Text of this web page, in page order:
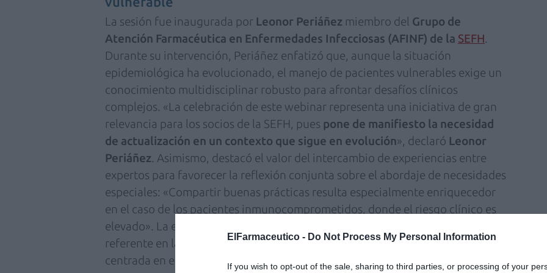
ElFarmaceutico - Do Not Process My Personal Information
If you wish to opt-out of the sale, sharing to third parties, or processing of your
La sesión fue inaugurada por Leonor Periáñez miembro del Grupo de
Atención Farmacéutica en Enfermedades Infecciosas (AFINF) de la SEFH.
Durante su intervención, Periáñez enfatizó que, aunque la situación
epidemiológica ha evolucionado, el manejo de pacientes vulnerables exige un
conocimiento multidisciplinar robusto para afrontar desafíos clínicos
complejos. «La celebración de este webinar representa una iniciativa de gran
relevancia para los socios de la SEFH, pues pone de manifiesto la necesidad
de actualización en un contexto que sigue en evolución», declaró Leonor
Periáñez. Asimismo, destacó el valor del intercambio de experiencias entre
expertos para favorecer la reflexión conjunta sobre el abordaje de necesidades
especiales: «Compartir buenas prácticas resulta especialmente enriquecedor
en el caso de los pacientes inmunocomprometidos, donde el riesgo clínico es
elevado». La especialista concluyó reafirmando el papel de la SEFH como
referente en la formación, contribuyendo a una atención más segura, eficaz y
centrada en el paciente.